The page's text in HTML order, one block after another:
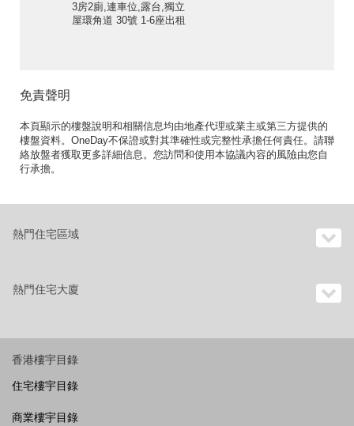
3房2廁,連車位,露台,獨立
屋環角道 30號 1-6座出租
免責聲明
本頁顯示的樓盤說明和相關信息均由地產代理或業主或第三方提供的
樓盤資料。OneDay不保證或對其準確性或完整性承擔任何責任。請聯
絡放盤者獲取更多詳細信息。您訪問和使用本協議內容的風險由您自
行承擔。
熱門住宅區域
熱門住宅大廈
香港樓宇目錄
住宅樓宇目錄
商業樓宇目錄